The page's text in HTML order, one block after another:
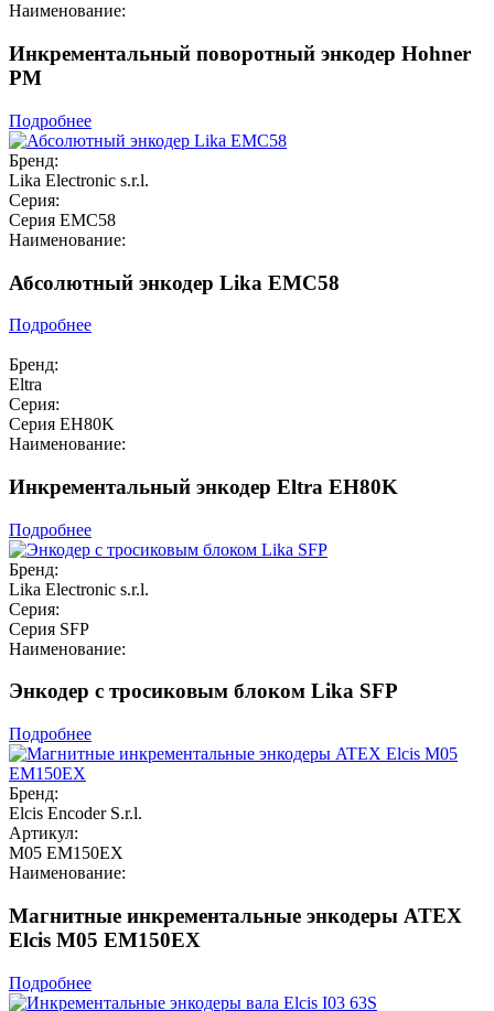
Наименование:
Инкрементальный поворотный энкодер Hohner
PM
Подробнее
Бренд:
Lika Electronic s.r.l.
Серия:
Серия EMC58
Наименование:
Абсолютный энкодер Lika EMC58
Подробнее
Бренд:
Eltra
Серия:
Серия EH80K
Наименование:
Инкрементальный энкодер Eltra EH80K
Подробнее
Бренд:
Lika Electronic s.r.l.
Серия:
Серия SFP
Наименование:
Энкодер с тросиковым блоком Lika SFP
Подробнее
Бренд:
Elcis Encoder S.r.l.
Артикул:
M05 EM150EX
Наименование:
Магнитные инкрементальные энкодеры ATEX
Elcis M05 EM150EX
Подробнее